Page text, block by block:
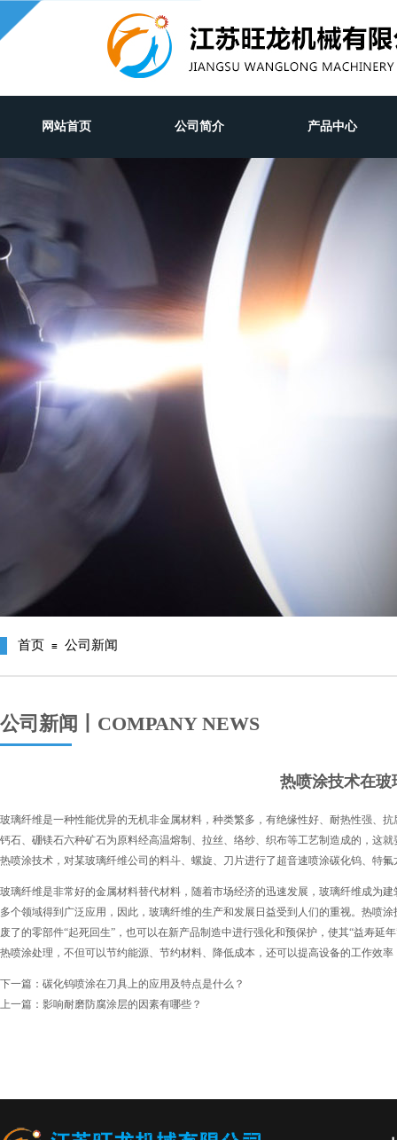
网站首页 公司简介 产品中心
首页 ≡ 公司新闻
公司新闻丨COMPANY NEWS
热喷涂技术在
玻璃纤维是一种性能优异的无机非金属材料，种类繁多，有绝缘性好、耐热性强、
钙石、硼镁石六种矿石为原料经高温熔制、拉丝、络纱、织布等工艺制造成的，这
热喷涂技术，对某玻璃纤维公司的料斗、螺旋、刀片进行了超音速喷涂碳化钨、特
玻璃纤维是非常好的金属材料替代材料，随着市场经济的迅速发展，玻璃纤维成为
多个领域得到广泛应用，因此，玻璃纤维的生产和发展日益受到人们的重视。热喷
废了的零部件“起死回生”，也可以在新产品制造中进行强化和预保护，使其“益寿
热喷涂处理，不但可以节约能源、节约材料、降低成本，还可以提高设备的工作效
下一篇： 碳化钨喷涂在刀具上的应用及特点是什么？
上一篇： 影响耐磨防腐涂层的因素有哪些？